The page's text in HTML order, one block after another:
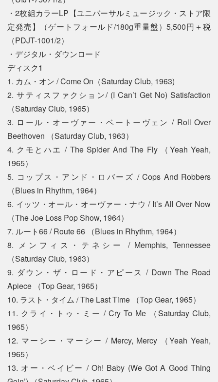
・2枚組カラーLP【ユニバーサルミュージック・ストア限
定発売】（ゲートフォールド/180g重量盤）5,500円＋税
（PDJT-1001/2）
・デジタル・ダウンロード
ディスク1
1. カム・オン / Come On（Saturday Club, 1963)
2. サティスファクション/ (I Can’t Get No) Satisfaction
（Saturday Club, 1965）
3. ロール・オーヴァー・ベートーヴェン / Roll Over
Beethoven （Saturday Club, 1963）
4. クモとハエ / The Spider And The Fly （Yeah Yeah,
1965）
5. コップス・アンド・ロバーズ / Cops And Robbers
（Blues in Rhythm, 1964）
6. イッツ・オール・オーヴァー・ナウ / It’s All Over Now
（The Joe Loss Pop Show, 1964）
7. ルート66 / Route 66 （Blues in Rhythm, 1964）
8. メンフィス・テネシー / Memphis, Tennessee
（Saturday Club, 1963）
9. ダウン・ザ・ロード・アピース / Down The Road
Apiece （Top Gear, 1965）
10. ラスト・タイム / The Last Time （Top Gear, 1965）
11. クライ・トゥ・ミー / Cry To Me （Saturday Club,
1965）
12. マーシー・マーシー / Mercy, Mercy （Yeah Yeah,
1965）
13. オー・ベイビー / Oh! Baby (We Got A Good Thing